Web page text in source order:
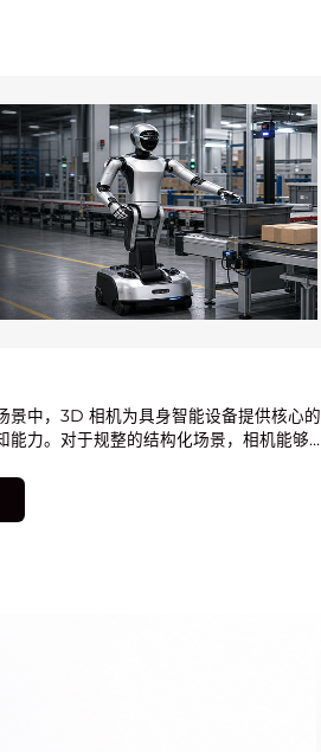
景中，3D 相机为具身智能设备提供核心的
能力。对于规整的结构化场景，相机能够快